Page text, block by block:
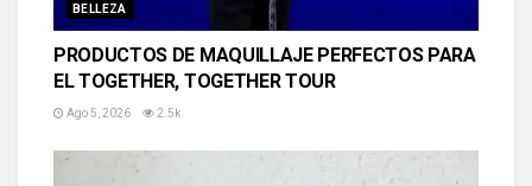
BELLEZA
PRODUCTOS DE MAQUILLAJE PERFECTOS PARA
EL TOGETHER, TOGETHER TOUR
Ago 5, 2026 2.5k